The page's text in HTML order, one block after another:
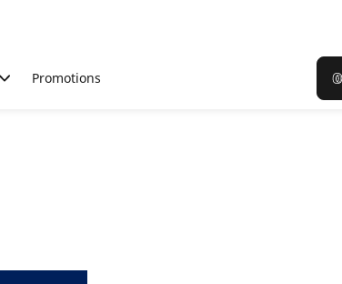
Promotions